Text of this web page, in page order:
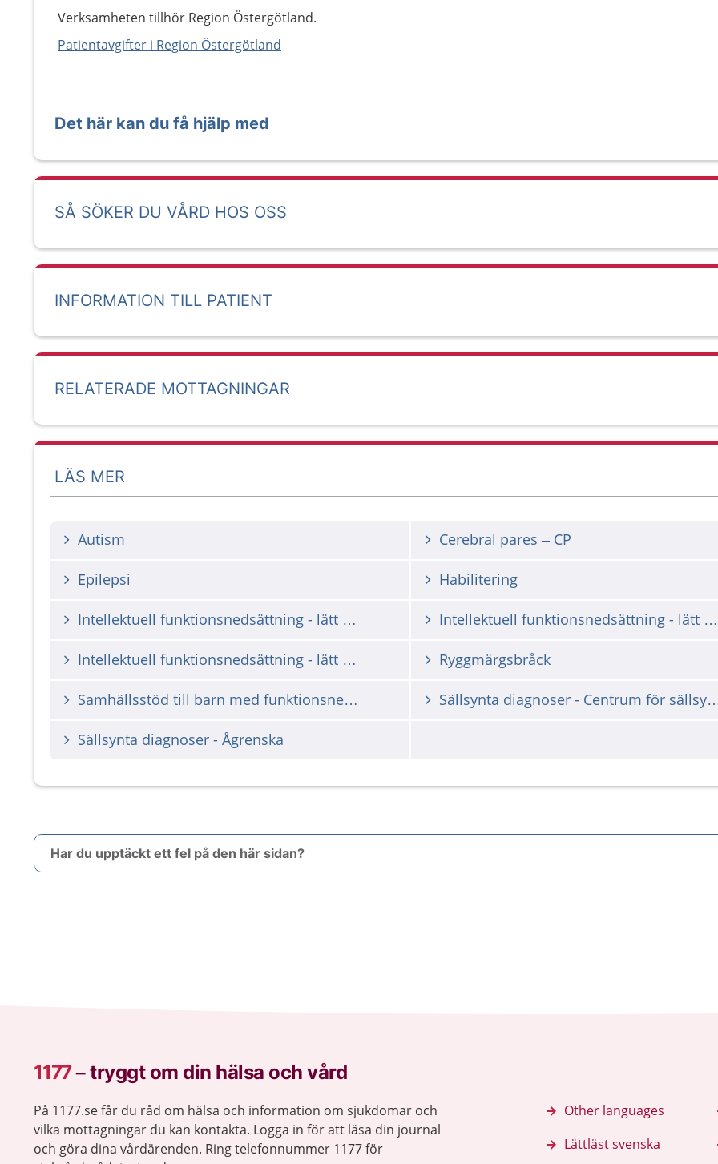
Verksamheten tillhör Region Östergötland.
Patientavgifter i Region Östergötland
Det här kan du få hjälp med
SÅ SÖKER DU VÅRD HOS OSS
INFORMATION TILL PATIENT
RELATERADE MOTTAGNINGAR
LÄS MER
Autism Cerebral pares – CP
Epilepsi Habilitering
Intellektuell funktionsnedsättning - lätt svenska Intellektuell funktionsnedsättning - lätt svenska skrivet för barn
Intellektuell funktionsnedsättning - lätt svenska skrivet för ungdom Ryggmärgsbråck
Samhällsstöd till barn med funktionsnedsättning Sällsynta diagnoser - Centrum
Sällsynta diagnoser - Ågrenska
Har du upptäckt ett fel på den här sidan?
1177–tryggt om din hälsa och vård
På 1177.se får du råd om hälsa och information om sjukdomar och
vilka mottagningar du kan kontakta. Logga in för att läsa din journal
och göra dina vårdärenden. Ring telefonnummer 1177 för
Other languages
Lättläst svenska